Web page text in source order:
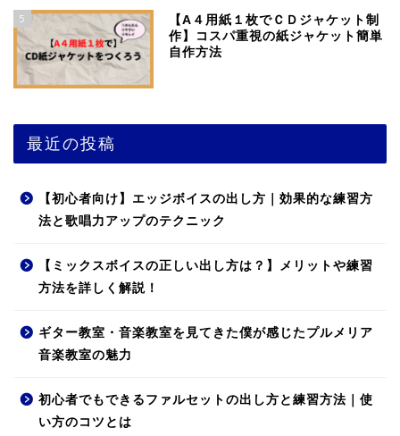
5
【A４用紙１枚でＣＤジャケット制
作】コスパ重視の紙ジャケット簡単
自作方法
最近の投稿
【初心者向け】エッジボイスの出し方｜効果的な練習方
法と歌唱力アップのテクニック
【ミックスボイスの正しい出し方は？】メリットや練習
方法を詳しく解説！
ギター教室・音楽教室を見てきた僕が感じたプルメリア
音楽教室の魅力
初心者でもできるファルセットの出し方と練習方法｜使
い方のコツとは